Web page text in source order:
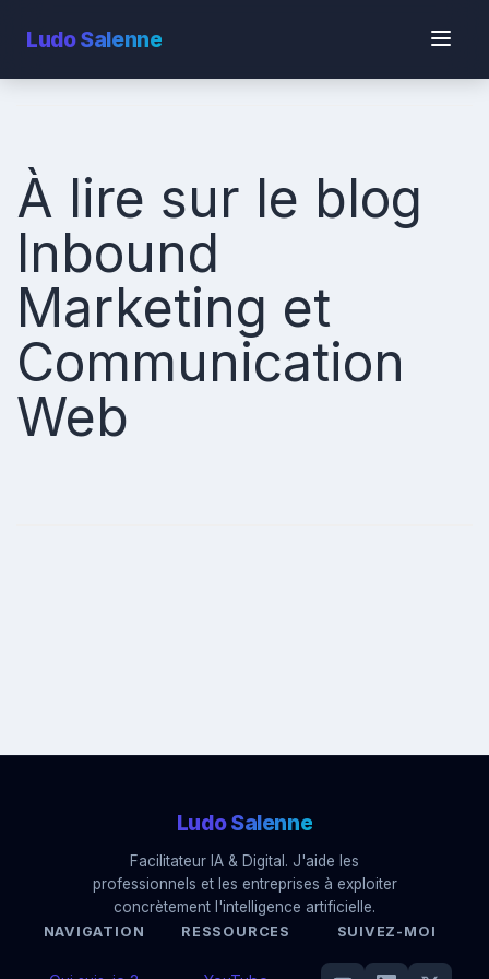
LudoSalenne
À lire sur le blog
Inbound
Marketing et
Communication
Web
LudoSalenne
Facilitateur IA & Digital. J'aide les
professionnels et les entreprises à exploiter
concrètement l'intelligence artificielle.
NAVIGATION RESSOURCES SUIVEZ-MOI